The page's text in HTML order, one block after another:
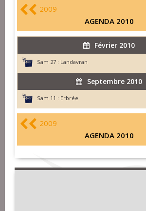
2009
AGENDA 2010
Février 2010
Sam 27 : Landavran
Septembre 2010
Sam 11 : Erbrée
2009
AGENDA 2010